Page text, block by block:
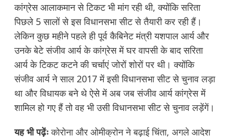
कांग्रेस आलाकमान से टिकट भी मांग रही थी, क्योंकि सरिता
पिछले 5 सालों से इस विधानसभा सीट से तैयारी कर रही हैं।
लेकिन कुछ महीने पहले ही पूर्व कैबिनेट मंत्री यशपाल आर्य और
उनके बेटे संजीव आर्य के कांग्रेस में घर वापसी के बाद सरिता
आर्य के टिकट कटने की चर्चाएं जोरों शोरों पर थी। क्योंकि
संजीव आर्य ने साल 2017 में इसी विधानसभा सीट से चुनाव लड़ा
था और विधायक बने थे ऐसे में अब जब संजीव आर्य कांग्रेस में
शामिल हो गए हैं तो वह भी उसी विधानसभा सीट से चुनाव लड़ेंगें।
यह भी पढ़ेंःकोरोना और ओमीक्रोन ने बढ़ाई चिंता, अगले आदेश